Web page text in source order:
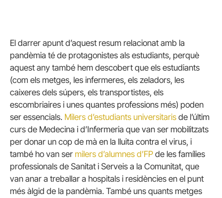
El darrer apunt d’aquest resum relacionat amb la
pandèmia té de protagonistes als estudiants, perquè
aquest any també hem descobert que els estudiants
(com els metges, les infermeres, els zeladors, les
caixeres dels súpers, els transportistes, els
escombriaires i unes quantes professions més) poden
ser essencials. Milers d’estudiants universitaris de l’últim
curs de Medecina i d’Infermeria que van ser mobilitzats
per donar un cop de mà en la lluita contra el virus, i
també ho van ser milers d’alumnes d’FP de les famílies
professionals de Sanitat i Serveis a la Comunitat, que
van anar a treballar a hospitals i residències en el punt
més àlgid de la pandèmia. També uns quants metges